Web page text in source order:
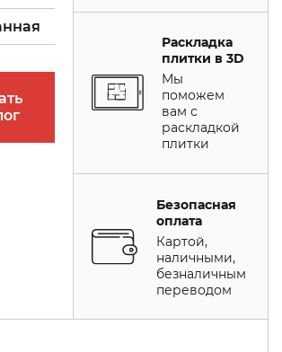
Раскладка
плитки в 3D
Мы
поможем
вам с
раскладкой
плитки
Безопасная
оплата
Картой,
наличными,
безналичным
переводом